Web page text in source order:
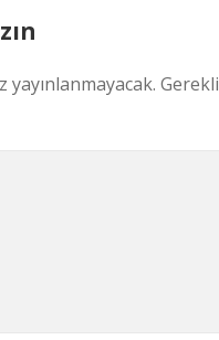
yayınlanmayacak.